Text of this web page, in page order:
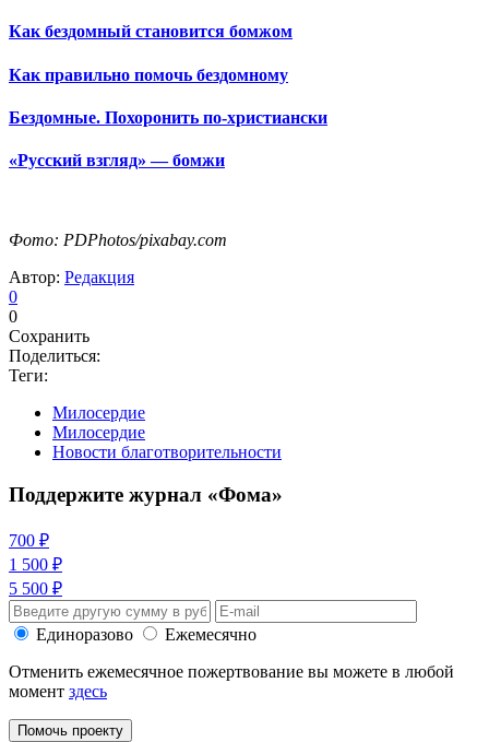
Как бездомный становится бомжом
Как правильно помочь бездомному
Бездомные. Похоронить по-христиански
«Русский взгляд» — бомжи
Фото: PDPhotos/pixabay.com
Автор: Редакция
0
0
Сохранить
Поделиться:
Теги:
Милосердие
Милосердие
Новости благотворительности
Поддержите журнал «Фома»
700 ₽
1 500 ₽
5 500 ₽
Единоразово
Ежемесячно
Отменить ежемесячное пожертвование вы можете в любой
момент здесь
Помочь проекту